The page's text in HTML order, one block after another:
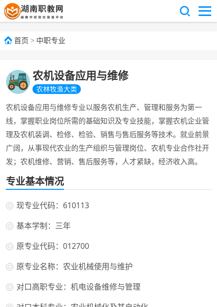
首页 > 中职专业
农机设备应用与维修
农林牧渔大类
农机设备应用与维修专业以服务农机生产、管理和服务为第一
线，掌握职业岗位所需的基础知识及专业技能，掌握农机企业管
理及农机装调、检修、检验、销售与售后服务等技术。就业前景
广阔，从事现代农业的生产组织与管理岗位、农机专业合作社开
发；农机维修、营销、售后服务等，人才紧缺，经济收入高。
专业基本情况
现专业代码：610113
基本学制：三年
原专业代码：012700
原专业名称：农业机械使用与维护
对口高职专业：机电设备维修与管理